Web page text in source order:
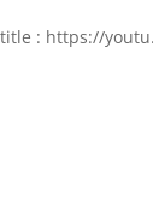
: https://